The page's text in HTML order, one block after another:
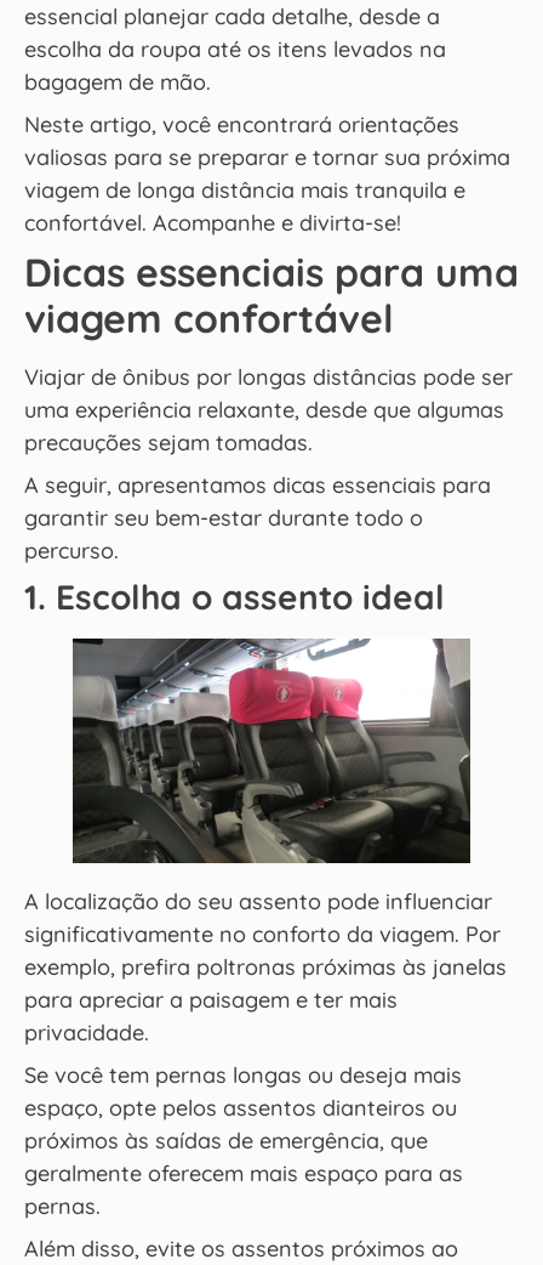
essencial planejar cada detalhe, desde a
escolha da roupa até os itens levados na
bagagem de mão.
Neste artigo, você encontrará orientações
valiosas para se preparar e tornar sua próxima
viagem de longa distância mais tranquila e
confortável. Acompanhe e divirta-se!
Dicas essenciais para uma
viagem confortável
Viajar de ônibus por longas distâncias pode ser
uma experiência relaxante, desde que algumas
precauções sejam tomadas.
A seguir, apresentamos dicas essenciais para
garantir seu bem-estar durante todo o
percurso.
1. Escolha o assento ideal
A localização do seu assento pode influenciar
significativamente no conforto da viagem. Por
exemplo, prefira poltronas próximas às janelas
para apreciar a paisagem e ter mais
privacidade.
Se você tem pernas longas ou deseja mais
espaço, opte pelos assentos dianteiros ou
próximos às saídas de emergência, que
geralmente oferecem mais espaço para as
pernas.
Além disso, evite os assentos próximos ao